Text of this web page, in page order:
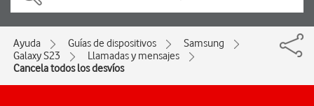
Ayuda Guías de dispositivos
Samsung
Galaxy S23
Llamadas y mensajes
Cancela todos los desvíos